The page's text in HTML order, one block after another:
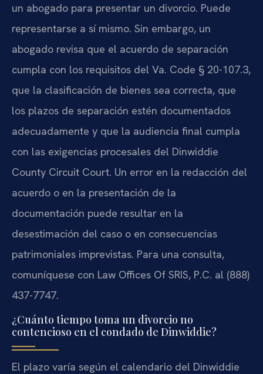
un abogado para presentar un divorcio. Puede
representarse a sí mismo. Sin embargo, un
abogado revisa que el acuerdo de separación
cumpla con los requisitos del Va. Code § 20-107.3,
que la clasificación de bienes sea correcta, que
los plazos de separación estén documentados
adecuadamente y que la audiencia final cumpla
con las exigencias procesales del Dinwiddie
County Circuit Court. Un error en la redacción del
acuerdo o en la presentación de la
documentación puede resultar en la
desestimación del caso o en consecuencias
patrimoniales imprevistas. Para una consulta,
comuníquese con Law Offices Of SRIS, P.C. al (888)
437-7747.
¿Cuánto tiempo toma un divorcio no
contencioso en el condado de Dinwiddie?
El plazo varía según el calendario del Dinwiddie